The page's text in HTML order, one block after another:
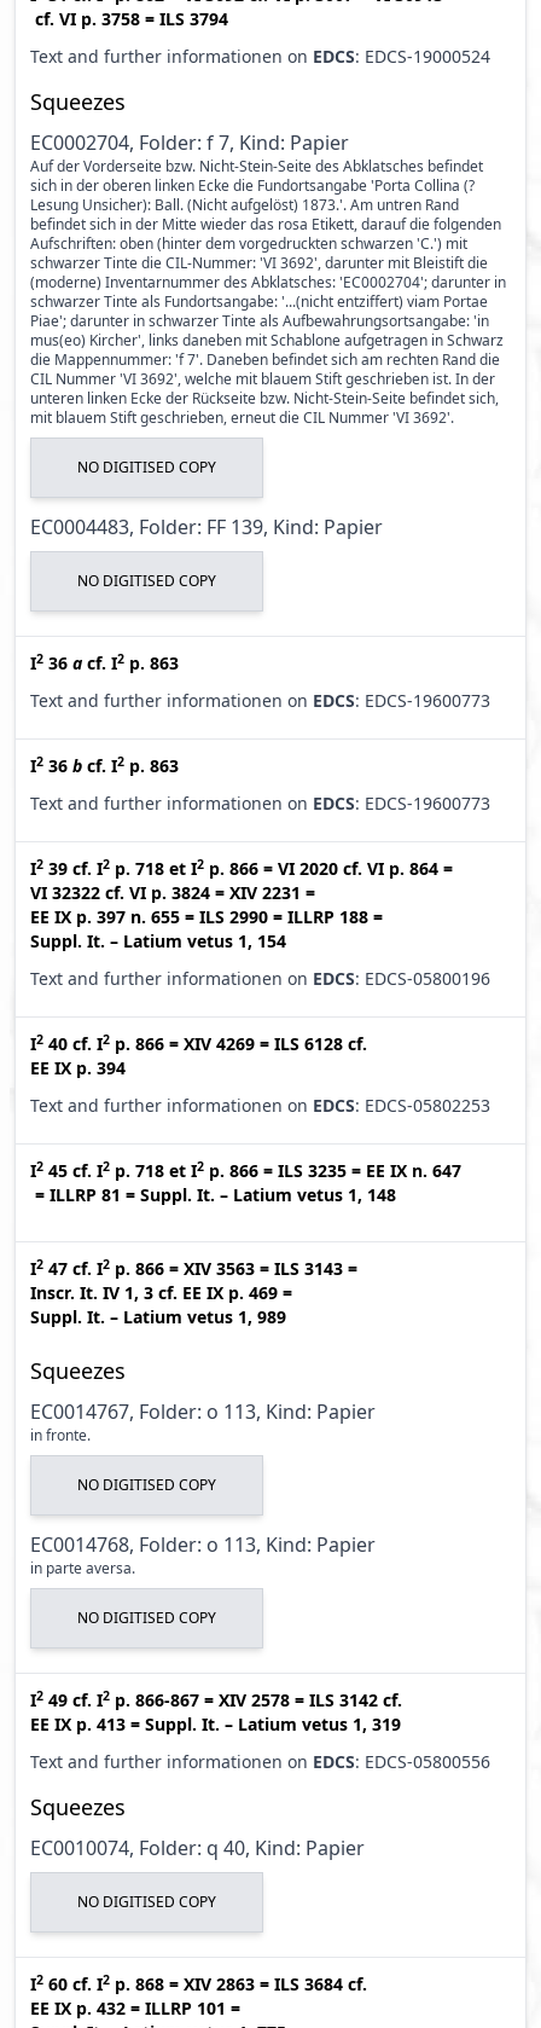
cf. VI p. 3758 = ILS 3794
Text and further informationen on EDCS: EDCS-19000524
Squeezes
EC0002704, Folder: f 7, Kind: Papier
Auf der Vorderseite bzw. Nicht-Stein-Seite des Abklatsches befindet
sich in der oberen linken Ecke die Fundortsangabe 'Porta Collina (?
Lesung Unsicher): Ball. (Nicht aufgelöst) 1873.'. Am untren Rand
befindet sich in der Mitte wieder das rosa Etikett, darauf die folgenden
Aufschriften: oben (hinter dem vorgedruckten schwarzen 'C.') mit
schwarzer Tinte die CIL-Nummer: 'VI 3692', darunter mit Bleistift die
(moderne) Inventarnummer des Abklatsches: 'EC0002704'; darunter in
schwarzer Tinte als Fundortsangabe: '...(nicht entziffert) viam Portae
Piae'; darunter in schwarzer Tinte als Aufbewahrungsortsangabe: 'in
mus(eo) Kircher', links daneben mit Schablone aufgetragen in Schwarz
die Mappennummer: 'f 7'. Daneben befindet sich am rechten Rand die
CIL Nummer 'VI 3692', welche mit blauem Stift geschrieben ist. In der
unteren linken Ecke der Rückseite bzw. Nicht-Stein-Seite befindet sich,
mit blauem Stift geschrieben, erneut die CIL Nummer 'VI 3692'.
NO DIGITISED COPY
EC0004483, Folder: FF 139, Kind: Papier
NO DIGITISED COPY
I2 36 a cf. I2 p. 863
Text and further informationen on EDCS: EDCS-19600773
I2 36 b cf. I2 p. 863
Text and further informationen on EDCS: EDCS-19600773
I2 39 cf. I2 p. 718 et I2 p. 866 = VI 2020 cf. VI p. 864 =
VI 32322 cf. VI p. 3824 = XIV 2231 =
EE IX p. 397 n. 655 = ILS 2990 = ILLRP 188 =
Suppl. It. – Latium vetus 1, 154
Text and further informationen on EDCS: EDCS-05800196
I2 40 cf. I2 p. 866 = XIV 4269 = ILS 6128 cf.
EE IX p. 394
Text and further informationen on EDCS: EDCS-05802253
I2 45 cf. I2 p. 718 et I2 p. 866 = ILS 3235 = EE IX n. 647
= ILLRP 81 = Suppl. It. – Latium vetus 1, 148
I2 47 cf. I2 p. 866 = XIV 3563 = ILS 3143 =
Inscr. It. IV 1, 3 cf. EE IX p. 469 =
Suppl. It. – Latium vetus 1, 989
Squeezes
EC0014767, Folder: o 113, Kind: Papier
in fronte.
NO DIGITISED COPY
EC0014768, Folder: o 113, Kind: Papier
in parte aversa.
NO DIGITISED COPY
I2 49 cf. I2 p. 866-867 = XIV 2578 = ILS 3142 cf.
EE IX p. 413 = Suppl. It. – Latium vetus 1, 319
Text and further informationen on EDCS: EDCS-05800556
Squeezes
EC0010074, Folder: q 40, Kind: Papier
NO DIGITISED COPY
I2 60 cf. I2 p. 868 = XIV 2863 = ILS 3684 cf.
EE IX p. 432 = ILLRP 101 =